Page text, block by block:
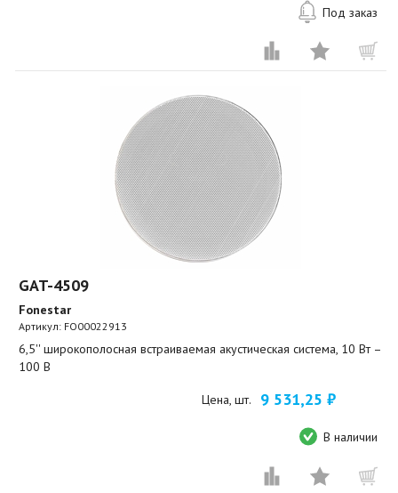
Под заказ
GAT-4509
Fonestar
Артикул: FO00022913
6,5'' широкополосная встраиваемая акустическая система, 10 Вт –
100 В
Цена, шт. 9 531,25 ₽
В наличии